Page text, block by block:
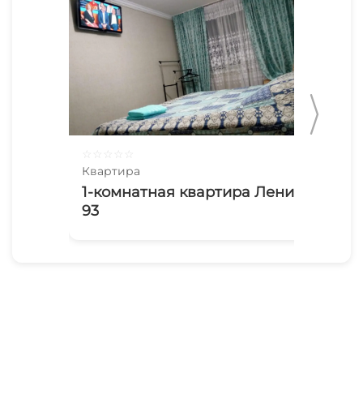
Квартира
1-комнатная квартира Ленина
93